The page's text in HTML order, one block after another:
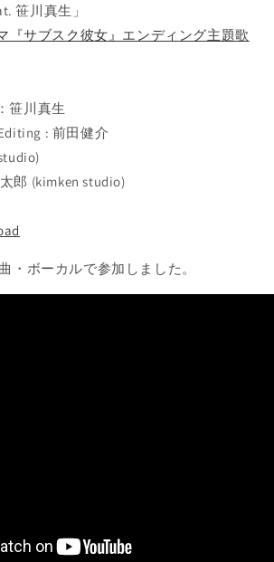
笹川真生」
『サブスク彼女』エンディング主題歌
笹川真生
: 前田健介
郎 (kimken studio)
・ボーカルで参加しました。